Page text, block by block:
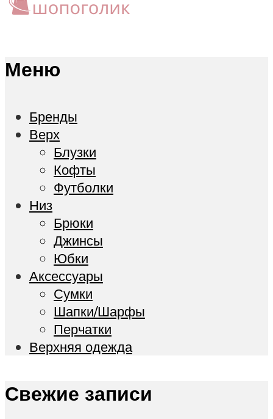
Меню
Бренды
Верх
Блузки
Кофты
Футболки
Низ
Брюки
Джинсы
Юбки
Акcессуары
Сумки
Шапки/Шарфы
Перчатки
Верхняя одежда
Свежие записи